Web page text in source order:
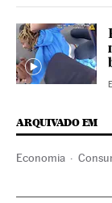
ARQUIVADO EM
Economia